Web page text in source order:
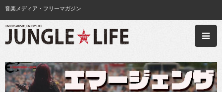
音楽メディア・フリーマガジン